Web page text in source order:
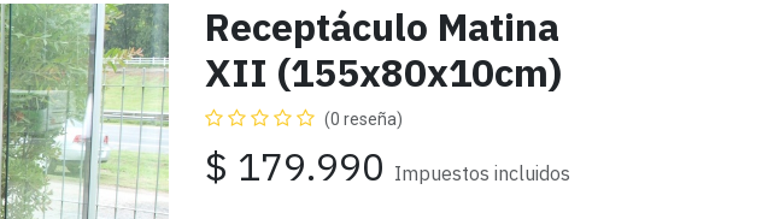
Receptáculo Matina
XII (155x80x10cm)
(0 reseña)
$ 179.990 Impuestos incluidos